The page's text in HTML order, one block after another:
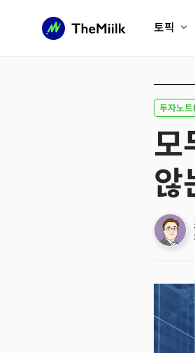
토픽
피지컬AI/
AX비즈니
전체 기사 보
투자노트
모
않